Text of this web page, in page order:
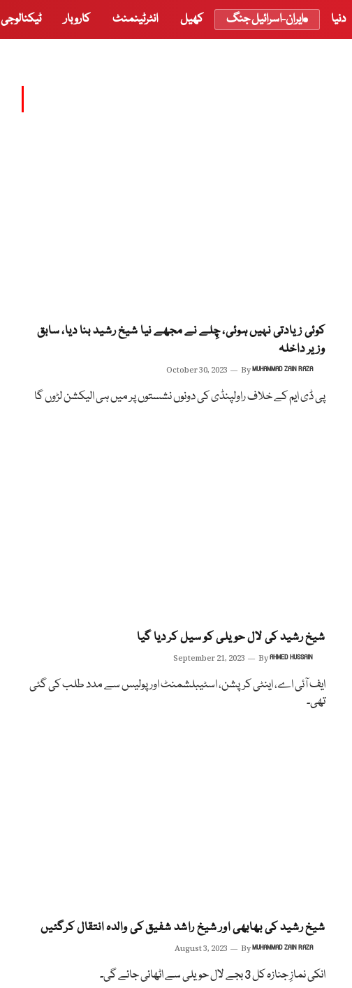
دنیا ایران-اسرائیل جنگ کھیل انٹرٹینمنٹ کاروبار ٹیکنالوجی
کوئی زیادتی نہیں ہوئی، چِلے نے مجھے نیا شیخ رشید بنا دیا، سابق
وزیر داخلہ
October 30, 2023 ByMUHAMMAD ZAIN RAZA
پی ڈی ایم کے خلاف راولپنڈی کی دونوں نشستوں پر میں ہی الیکشن لڑوں گا
شیخ رشید کی لال حویلی کو سیل کر دیا گیا
September 21, 2023 ByAHMED HUSSAIN
ایف آئی اے، اینٹی کرپشن، اسٹیبلشمنٹ اور پولیس سے مدد طلب کی گئی
تھی۔
شیخ رشید کی بھابھی اور شیخ راشد شفیق کی والدہ انتقال کرگئیں
August 3, 2023 ByMUHAMMAD ZAIN RAZA
انکی نمازِ جنازہ کل 3 بجے لال حویلی سے اٹھائی جائے گی۔